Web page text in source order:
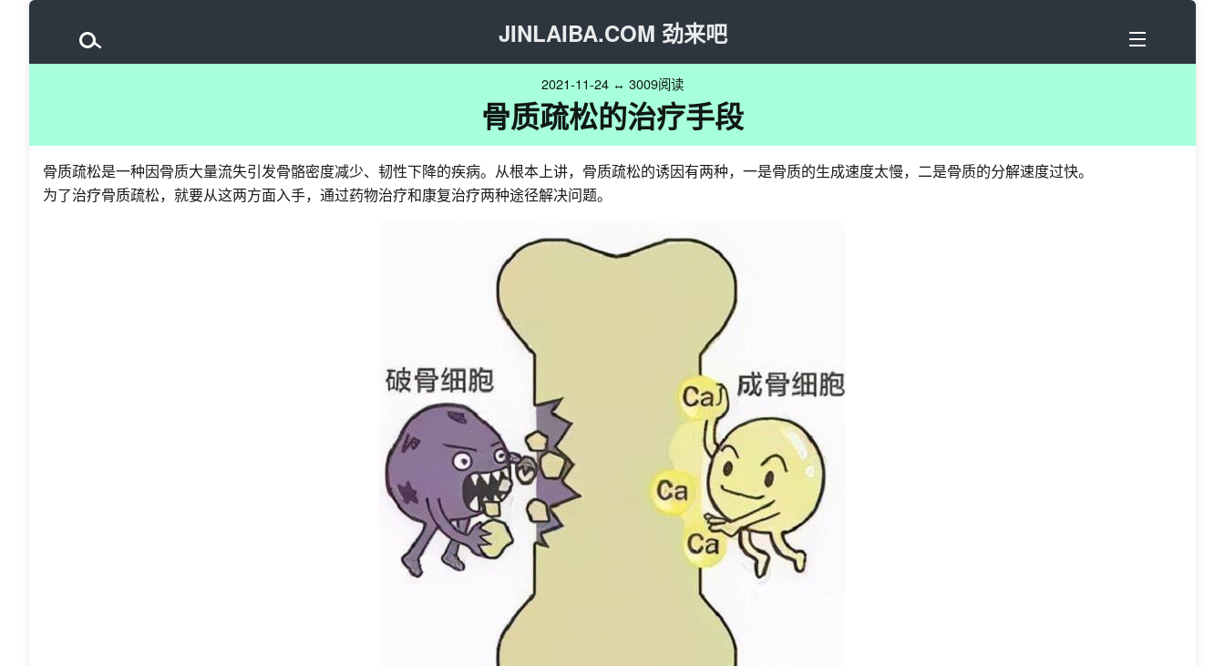
JINLAIBA.COM 劲来吧
2021-11-24 ↔ 3009阅读
骨质疏松的治疗手段
骨质疏松是一种因骨质大量流失引发骨骼密度减少、韧性下降的疾病。从根本上讲，骨质疏松的诱因有两种，一是骨质的生成速度太慢，二是骨质的分解速度过快。
为了治疗骨质疏松，就要从这两方面入手，通过药物治疗和康复治疗两种途径解决问题。